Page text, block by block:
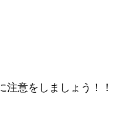
注意をしましょう！！